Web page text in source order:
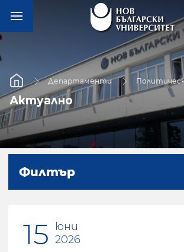
Департаменти
Актуално
Филтър
15
юни
2026